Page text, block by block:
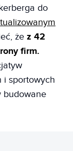
do
że z 42
firm.
i sportowych
budowane